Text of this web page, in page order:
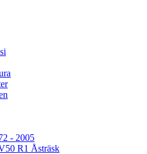
- 2005
R1 Åsträsk